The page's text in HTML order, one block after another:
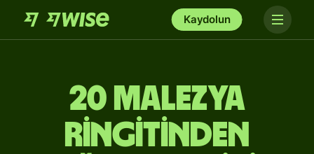
Kaydolun
20 Malezya
ringitinden